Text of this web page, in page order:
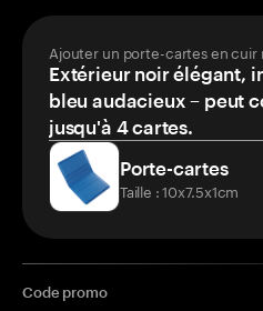
Ajouter un porte-cartes en cuir
Extérieur noir élégant,
bleu audacieux – peut
jusqu'à 4 cartes.
Porte-cartes
Taille : 10x7.5x1cm
Code promo